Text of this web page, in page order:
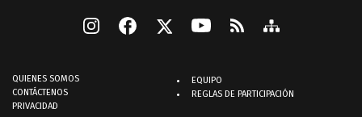
QUIENES SOMOS
CONTÁCTENOS
PRIVACIDAD
EQUIPO
REGLAS DE PARTICIPACIÓN